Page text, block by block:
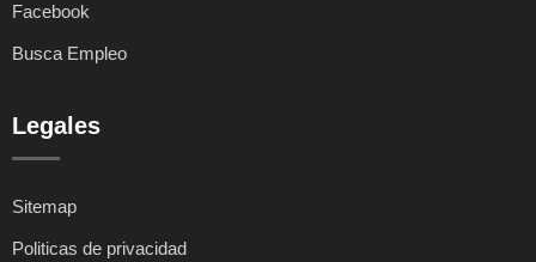
Facebook
Busca Empleo
Legales
Sitemap
Politicas de privacidad